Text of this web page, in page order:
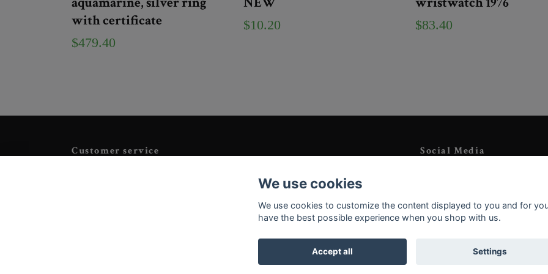
with certificate
$479.40
$10.20 $83.40
Customer service
Info@tigrisantiques.com
Social Media
We use cookies
We use cookies to customize the content displayed to you and for
have the best possible experience when you shop with us.
Accept all Settings